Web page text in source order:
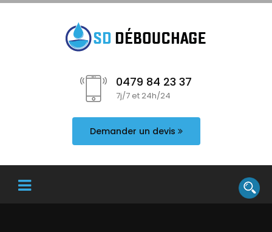
0479 84 23 37
7j/7 et 24h/24
Demander un devis